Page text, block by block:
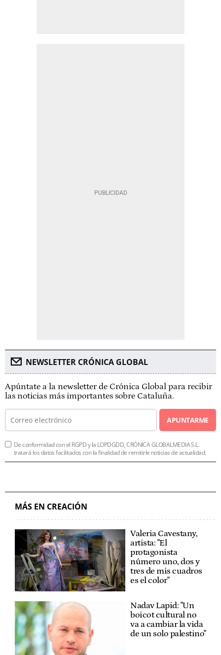
NEWSLETTER CRÓNICA GLOBAL
Apúntate a la newsletter de Crónica Global para recibir
las noticias más importantes sobre Cataluña.
APUNTARME
De conformidad con el RGPD y la LOPDGDD, CRÓNICA GLOBALMEDIA S.L.
tratará los datos facilitados con la finalidad de remitirle noticias de actualidad.
MÁS EN CREACIÓN
Valeria Cavestany,
artista: "El
protagonista
número uno, dos y
tres de mis cuadros
es el color"
Nadav Lapid: "Un
boicot cultural no
va a cambiar la vida
de un solo palestino"